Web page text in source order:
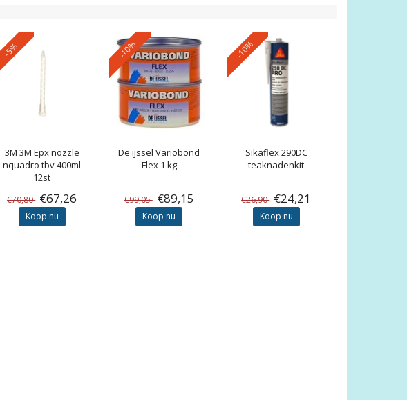
-5%
3M 3M Epx nozzle
nquadro tbv 400ml
12st
€70,80 €67,26
Koop nu
-10%
De ijssel Variobond
Flex 1 kg
€99,05 €89,15
Koop nu
-10%
Sikaflex 290DC
teaknadenkit
€26,90 €24,21
Koop nu